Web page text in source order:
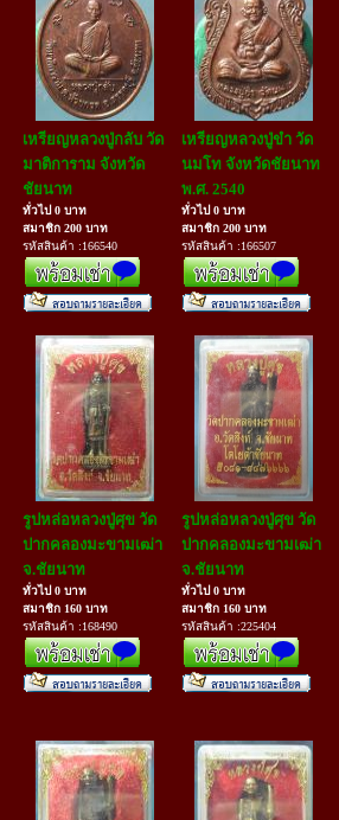
เหรียญหลวงปู่กลับ วัด
มาติการาม จังหวัด
ชัยนาท
ทั่วไป 0 บาท
สมาชิก 200 บาท
รหัสสินค้า :166540
เหรียญหลวงปู่ขำ วัด
นมโท จังหวัดชัยนาท
พ.ศ. 2540
ทั่วไป 0 บาท
สมาชิก 200 บาท
รหัสสินค้า :166507
รูปหล่อหลวงปู่ศุข วัด
ปากคลองมะขามเฒ่า
จ.ชัยนาท
ทั่วไป 0 บาท
สมาชิก 160 บาท
รหัสสินค้า :168490
รูปหล่อหลวงปู่ศุข วัด
ปากคลองมะขามเฒ่า
จ.ชัยนาท
ทั่วไป 0 บาท
สมาชิก 160 บาท
รหัสสินค้า :225404